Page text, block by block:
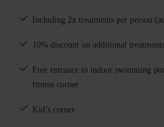
Including 2x treatments per person
10% discount on additional treatments
Free entrance to indoor swimming
fitness corner
Kid’s corner